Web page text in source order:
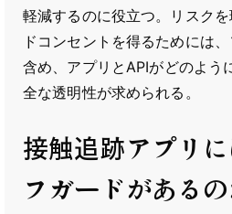
軽減するのに役立つ。リスク
ドコンセントを得るためには
含め、アプリとAPIがどのよう
全な透明性が求められる。
接触追跡アプリ
フガードがある